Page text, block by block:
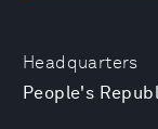
Headquarters
People's